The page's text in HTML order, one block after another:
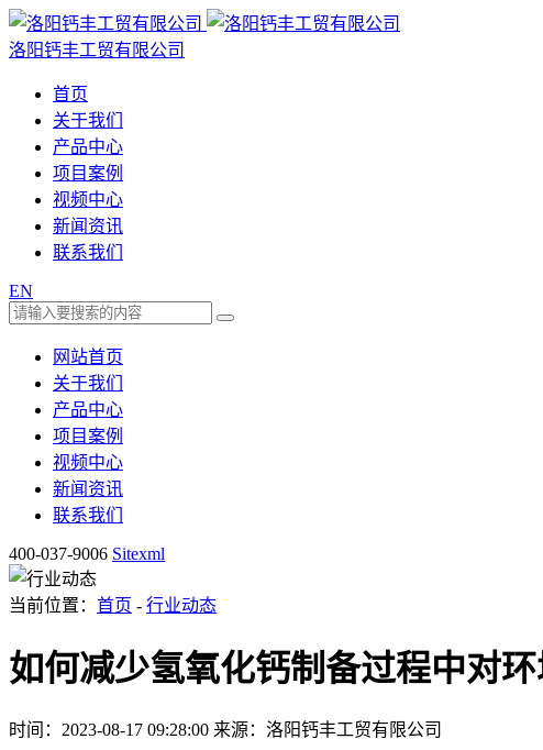
洛阳钙丰工贸有限公司
首页
关于我们
产品中心
项目案例
视频中心
新闻资讯
联系我们
EN
网站首页
关于我们
产品中心
项目案例
视频中心
新闻资讯
联系我们
400-037-9006 Sitexml
当前位置： 首页 - 行业动态
如何减少氢氧化钙制备过程中对环
时间：2023-08-17 09:28:00 来源：洛阳钙丰工贸有限公司